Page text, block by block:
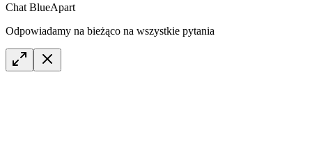
Chat BlueApart
Odpowiadamy na bieżąco na wszystkie pytania